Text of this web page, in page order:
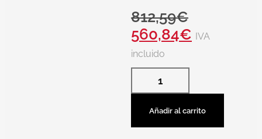
812,59€
560,84€ IVA
incluido
Añadir al carrito